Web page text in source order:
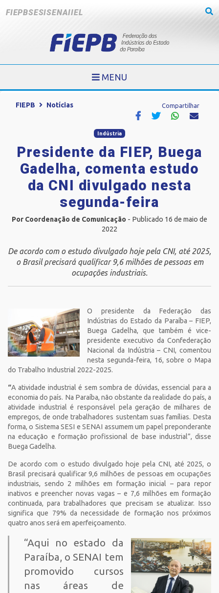
FIEPBSESISENAIIEL
MENU
FIEPB Notícias Compartilhar
Indústria
Presidente da FIEP, Buega
Gadelha, comenta estudo
da CNI divulgado nesta
segunda-feira
Por Coordenação de Comunicação - Publicado 16 de maio de
2022
De acordo com o estudo divulgado hoje pela CNI, até 2025,
o Brasil precisará qualificar 9,6 milhões de pessoas em
ocupações industriais.
O presidente da Federação das
Indústrias do Estado da Paraíba – FIEP,
Buega Gadelha, que também é vice-
presidente executivo da Confederação
Nacional da Indústria – CNI, comentou
nesta segunda-feira, 16, sobre o Mapa
do Trabalho Industrial 2022-2025.
“A atividade industrial é sem sombra de dúvidas, essencial para a
economia do país. Na Paraíba, não obstante da realidade do país, a
atividade industrial é responsável pela geração de milhares de
empregos, de onde trabalhadores sustentam suas famílias. Desta
forma, o Sistema SESI e SENAI assumem um papel preponderante
na educação e formação profissional de base industrial”, disse
Buega Gadelha.
De acordo com o estudo divulgado hoje pela CNI, até 2025, o
Brasil precisará qualificar 9,6 milhões de pessoas em ocupações
industriais, sendo 2 milhões em formação inicial – para repor
inativos e preencher novas vagas – e 7,6 milhões em formação
continuada, para trabalhadores que precisam se atualizar. Isso
significa que 79% da necessidade de formação nos próximos
quatro anos será em aperfeiçoamento.
“Aqui no estado da
Paraíba, o SENAI tem
promovido cursos
nas áreas de